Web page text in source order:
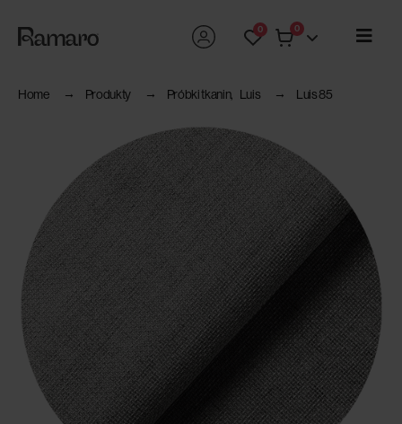
0 0
Home Produkty Próbki tkanin, Luis Luis 85